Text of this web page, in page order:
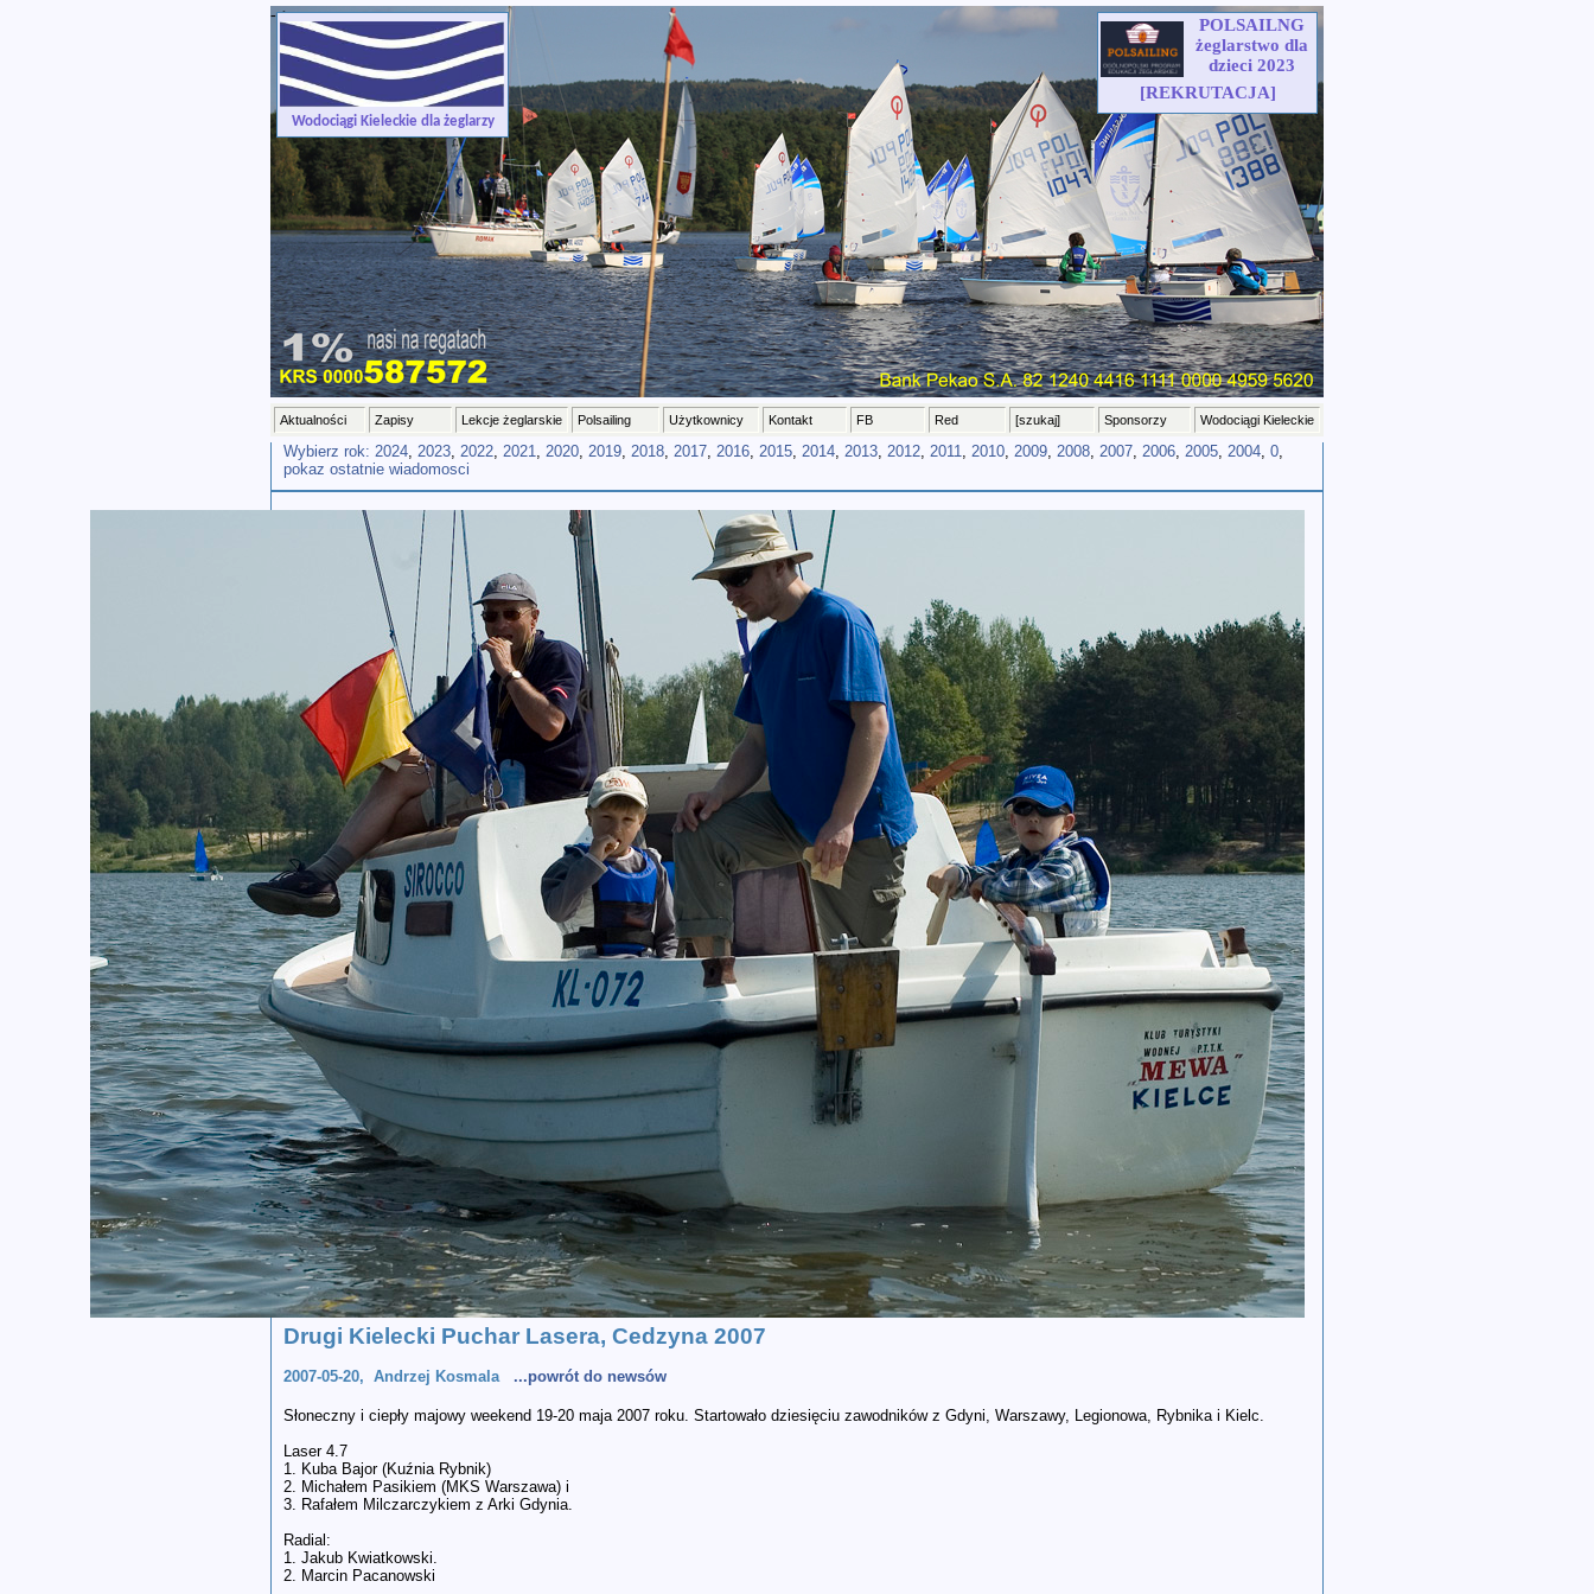
Wodociągi Kieleckie dla żeglarzy
POLSAILNG
żeglarstwo dla
dzieci 2023
[REKRUTACJA]
-->
Aktualności Zapisy Lekcje żeglarskie Polsailing Użytkownicy Kontakt FB Red [szukaj] Sponsorzy Wodociągi Kieleckie
Wybierz rok: 2024, 2023, 2022, 2021, 2020, 2019, 2018, 2017, 2016, 2015, 2014, 2013, 2012, 2011, 2010, 2009, 2008, 2007, 2006, 2005, 2004, 0,
pokaz ostatnie wiadomosci
Drugi Kielecki Puchar Lasera, Cedzyna 2007
2007-05-20, Andrzej Kosmala ...powrót do newsów
Słoneczny i ciepły majowy weekend 19-20 maja 2007 roku. Startowało dziesięciu zawodników z Gdyni, Warszawy, Legionowa, Rybnika i Kielc.
Laser 4.7
1. Kuba Bajor (Kuźnia Rybnik)
2. Michałem Pasikiem (MKS Warszawa) i
3. Rafałem Milczarczykiem z Arki Gdynia.
Radial:
1. Jakub Kwiatkowski.
2. Marcin Pacanowski